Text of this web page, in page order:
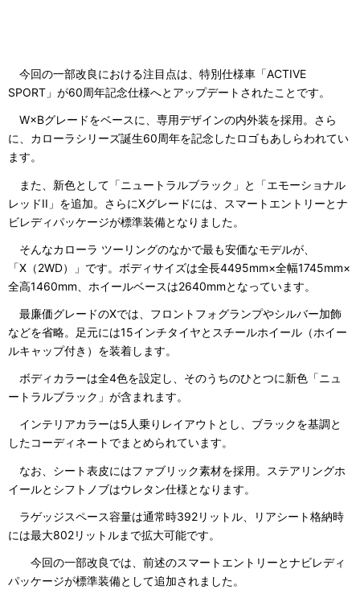
今回の一部改良における注目点は、特別仕様車「ACTIVE
SPORT」が60周年記念仕様へとアップデートされたことです。
W×Bグレードをベースに、専用デザインの内外装を採用。さら
に、カローラシリーズ誕生60周年を記念したロゴもあしらわれてい
ます。
また、新色として「ニュートラルブラック」と「エモーショナル
レッドII」を追加。さらにXグレードには、スマートエントリーとナ
ビレディパッケージが標準装備となりました。
そんなカローラ ツーリングのなかで最も安価なモデルが、
「X（2WD）」です。ボディサイズは全長4495mm×全幅1745mm×
全高1460mm、ホイールベースは2640mmとなっています。
最廉価グレードのXでは、フロントフォグランプやシルバー加飾
などを省略。足元には15インチタイヤとスチールホイール（ホイー
ルキャップ付き）を装着します。
ボディカラーは全4色を設定し、そのうちのひとつに新色「ニュ
ートラルブラック」が含まれます。
インテリアカラーは5人乗りレイアウトとし、ブラックを基調と
したコーディネートでまとめられています。
なお、シート表皮にはファブリック素材を採用。ステアリングホ
イールとシフトノブはウレタン仕様となります。
ラゲッジスペース容量は通常時392リットル、リアシート格納時
には最大802リットルまで拡大可能です。
今回の一部改良では、前述のスマートエントリーとナビレディ
パッケージが標準装備として追加されました。